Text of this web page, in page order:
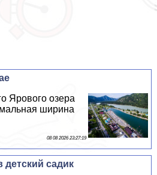
Ярового озера
ширина
08 08 2026 23:27:19
детский садик